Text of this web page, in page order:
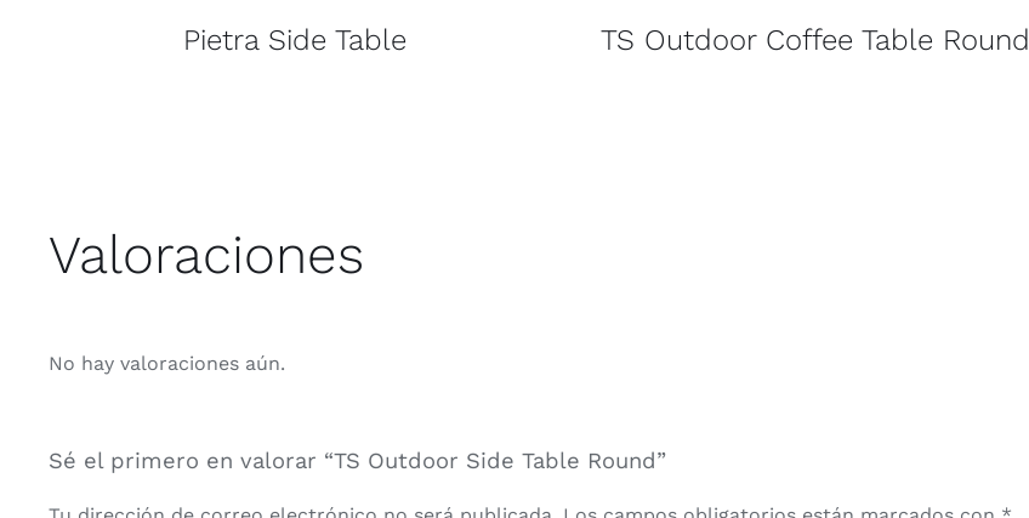
Pietra Side Table TS Outdoor Coffee Table Round
Valoraciones
No hay valoraciones aún.
Sé el primero en valorar “TS Outdoor Side Table Round”